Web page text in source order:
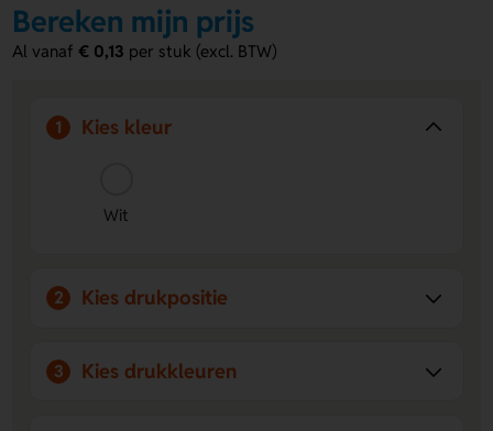
clip of naast de clip voor een logo, naam of eigen ontwerp.
Bestel of vraag een prijs op.
Antibacteriële Pen
Antibacteriële houder
eigen ontwerp zetten op de rechtshandige, linkshandige,
drukmechanisme en is handig in gebruik.
Bereken mijn prijs
Al vanaf€ 0,13 per stuk (excl. BTW)
1 Kies kleur
Wit
2 Kies drukpositie
3 Kies drukkleuren